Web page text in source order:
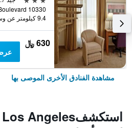
9.4 كيلومتر عن وسط المدينة
630 ﷼
مشاهدة الفنادق الأخرى الموصى بها